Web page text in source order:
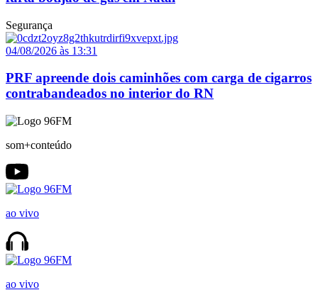
Segurança
04/08/2026 às 13:31
PRF apreende dois caminhões com carga de cigarros
contrabandeados no interior do RN
som+conteúdo
ao vivo
ao vivo